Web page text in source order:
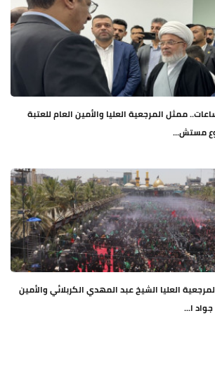
ممثل المرجعية العليا والأمين العام للعتبة
مستش...
العليا الشيخ عبد المهدي الكربلائي والأمين
ا...